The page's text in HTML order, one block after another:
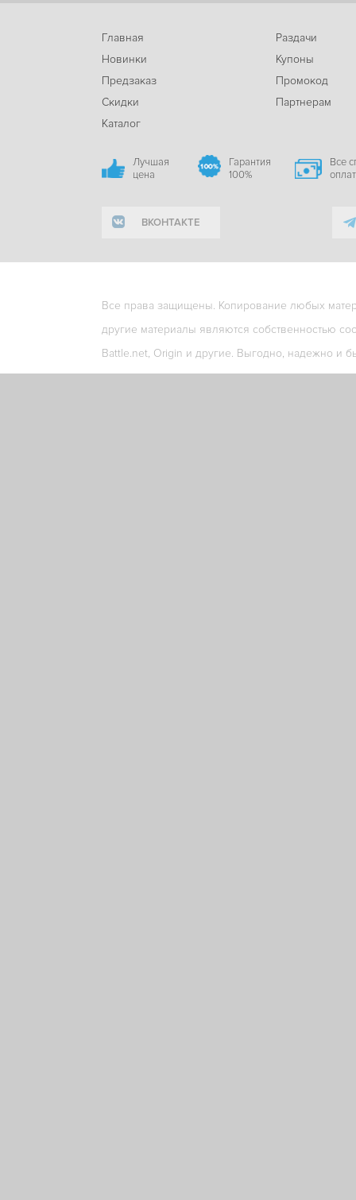
Главная
Новинки
Предзаказ
Скидки
Каталог
Раздачи
Купоны
Промокод
Партнерам
Лучшая
цена
Гарантия
100%
Все
ВКОНТАКТЕ
Все права защищены. Копирование любых
другие материалы являются собственностью
Battle.net, Origin и другие. Выгодно, надежно и